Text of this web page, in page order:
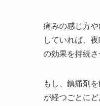
痛みの感じ方
していれば、
の効果を持続さ
もし、鎮痛剤
が経つごとに